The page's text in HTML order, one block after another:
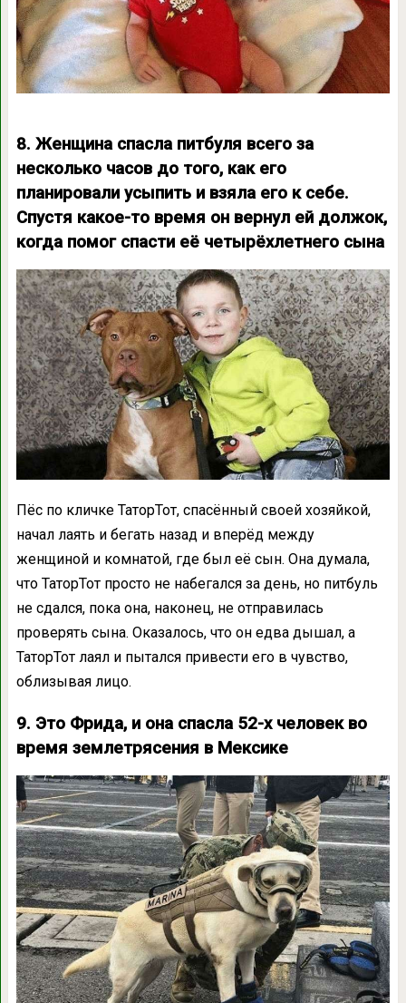
8. Женщина спасла питбуля всего за
несколько часов до того, как его
планировали усыпить и взяла его к себе.
Спустя какое-то время он вернул ей должок,
когда помог спасти её четырёхлетнего сына
Пёс по кличке ТаторТот, спасённый своей хозяйкой,
начал лаять и бегать назад и вперёд между
женщиной и комнатой, где был её сын. Она думала,
что ТаторТот просто не набегался за день, но питбуль
не сдался, пока она, наконец, не отправилась
проверять сына. Оказалось, что он едва дышал, а
ТаторТот лаял и пытался привести его в чувство,
облизывая лицо.
9. Это Фрида, и она спасла 52-х человек во
время землетрясения в Мексике